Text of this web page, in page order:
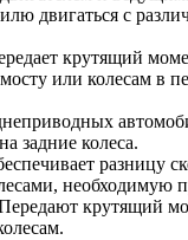
двигаться с
крутящий
или колесам в
задние колеса.
разницу
необходимую
крутящий